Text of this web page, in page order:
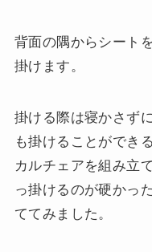
背面の隅からシート
掛けます。
掛ける際は寝かさず
も掛けることができ
カルチェアを組み立
っ掛けるのが硬かっ
ててみました。